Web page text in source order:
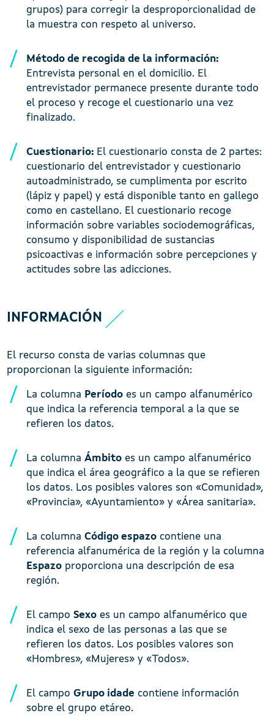
grupos) para corregir la desproporcionalidad de
la muestra con respeto al universo.
Método de recogida de la información:
Entrevista personal en el domicilio. El
entrevistador permanece presente durante todo
el proceso y recoge el cuestionario una vez
finalizado.
Cuestionario: El cuestionario consta de 2 partes:
cuestionario del entrevistador y cuestionario
autoadministrado, se cumplimenta por escrito
(lápiz y papel) y está disponible tanto en gallego
como en castellano. El cuestionario recoge
información sobre variables sociodemográficas,
consumo y disponibilidad de sustancias
psicoactivas e información sobre percepciones y
actitudes sobre las adicciones.
INFORMACIÓN
El recurso consta de varias columnas que
proporcionan la siguiente información:
La columna Período es un campo alfanumérico
que indica la referencia temporal a la que se
refieren los datos.
La columnaÁmbito es un campo alfanumérico
que indica el área geográfico a la que se refieren
los datos. Los posibles valores son «Comunidad»,
«Provincia», «Ayuntamiento» y «Área sanitaria».
La columnaCódigo espazo contiene una
referencia alfanumérica de la región y la columna
Espazo proporciona una descripción de esa
región.
El campoSexo es un campo alfanumérico que
indica el sexo de las personas a las que se
refieren los datos. Los posibles valores son
«Hombres», «Mujeres» y «Todos».
El campoGrupo idade contiene información
sobre el grupo etáreo.